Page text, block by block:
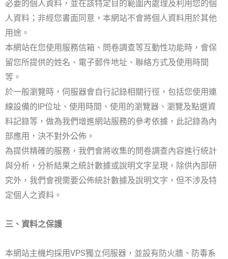
必要的個人資料，並在該特定目的範圍內處理及利用您的個
人資料；非經您書面同意，本網站不會將個人資料用於其他
用途。
本網站在您使用服務信箱、問卷調查等互動性功能時，會保
留您所提供的姓名、電子郵件地址、聯絡方式及使用時間
等。
於一般瀏覽時，伺服器會自行記錄相關行徑，包括您使用連
線設備的IP位址、使用時間、使用的瀏覽器、瀏覽及點選資
料記錄等，做為我們增進網站服務的參考依據，此記錄為內
部應用，決不對外公佈。
為提供精確的服務，我們會將收集的問卷調查內容進行統計
與分析，分析結果之統計數據或說明文字呈現，除供內部研
究外，我們會視需要公佈統計數據及說明文字，但不涉及特
定個人之資料。
三、資料之保護
本網站主機均採用VPS獨立伺服器，並設有防火牆、防毒系